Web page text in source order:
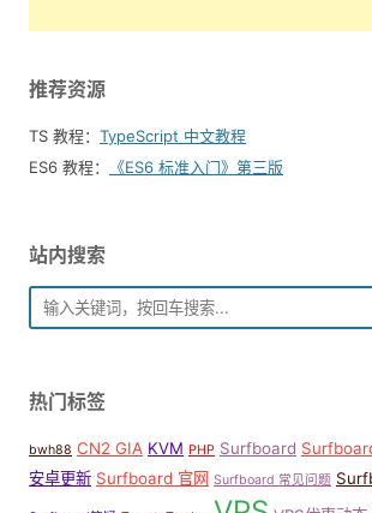
推荐资源
TS 教程： TypeScript 中文教程
ES6 教程：
《ES6 标准入门》第三版
站内搜索
热门标签
bwh88 CN2 GIA KVM PHP Surfboard
安卓更新 Surfboard 官网 Surfboard 常见问题